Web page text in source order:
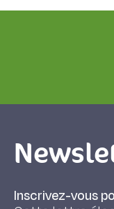
Inscrivez-vous